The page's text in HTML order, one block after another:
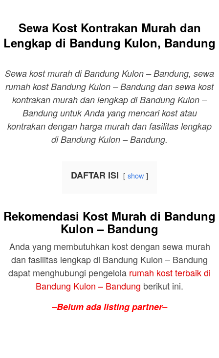
Sewa Kost Kontrakan Murah dan
Lengkap di Bandung Kulon, Bandung
Sewa kost murah di Bandung Kulon – Bandung, sewa
rumah kost Bandung Kulon – Bandung dan sewa kost
kontrakan murah dan lengkap di Bandung Kulon –
Bandung untuk Anda yang mencari kost atau
kontrakan dengan harga murah dan fasilitas lengkap
di Bandung Kulon – Bandung.
DAFTAR ISI show
Rekomendasi Kost Murah di Bandung
Kulon – Bandung
Anda yang membutuhkan kost dengan sewa murah
dan fasilitas lengkap di Bandung Kulon – Bandung
dapat menghubungi pengelola rumah kost terbaik di
Bandung Kulon – Bandung berikut ini.
–Belum ada listing partner–